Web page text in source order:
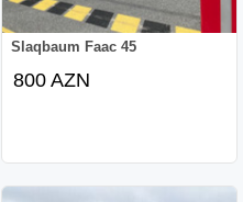
Slaqbaum Faac 45
800 AZN